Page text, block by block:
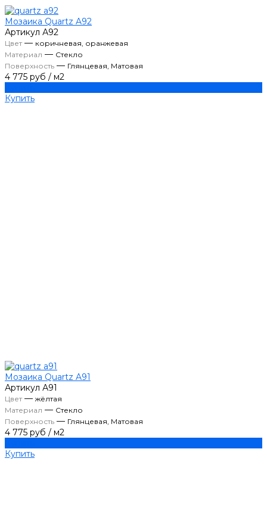
Мозаика Quartz A92
Артикул А92
Цвет— коричневая, оранжевая
Материал — Стекло
Поверхность — Глянцевая, Матовая
4 775 руб / м2
Купить
Мозаика Quartz A91
Артикул А91
Цвет— жёлтая
Материал — Стекло
Поверхность — Глянцевая, Матовая
4 775 руб / м2
Купить